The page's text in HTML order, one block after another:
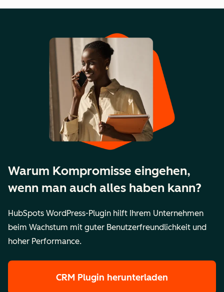
Warum Kompromisse eingehen,
wenn man auch alles haben kann?
HubSpots WordPress-Plugin hilft Ihrem Unternehmen
beim Wachstum mit guter Benutzerfreundlichkeit und
hoher Performance.
CRM Plugin herunterladen